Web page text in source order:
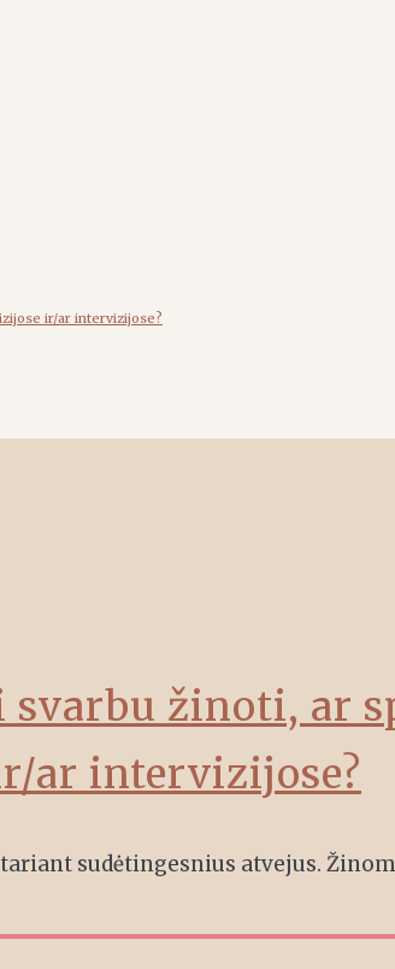
ir/ar intervizijose?
žinoti, ar
ar intervizijose?
sudėtingesnius atvejus.